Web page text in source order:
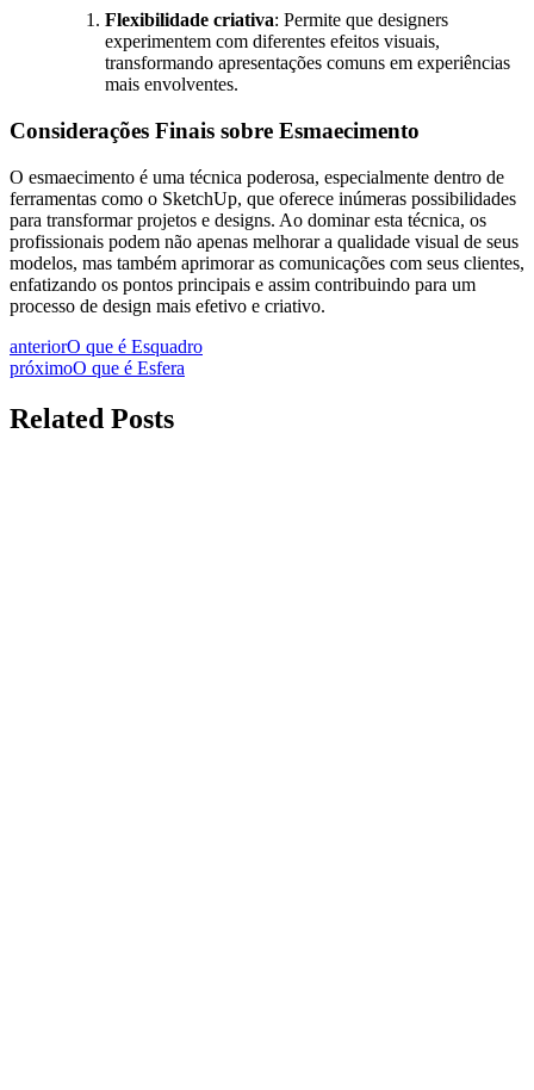
Flexibilidade criativa: Permite que designers
experimentem com diferentes efeitos visuais,
transformando apresentações comuns em experiências
mais envolventes.
Considerações Finais sobre Esmaecimento
O esmaecimento é uma técnica poderosa, especialmente dentro de
ferramentas como o SketchUp, que oferece inúmeras possibilidades
para transformar projetos e designs. Ao dominar esta técnica, os
profissionais podem não apenas melhorar a qualidade visual de seus
modelos, mas também aprimorar as comunicações com seus clientes,
enfatizando os pontos principais e assim contribuindo para um
processo de design mais efetivo e criativo.
anteriorO que é Esquadro
próximoO que é Esfera
Related Posts